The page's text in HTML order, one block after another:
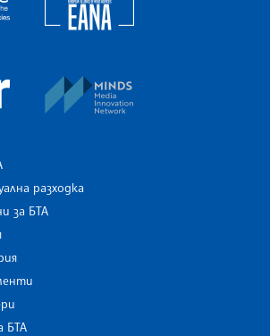
European Newsroom
разходка
за БТА
БТА